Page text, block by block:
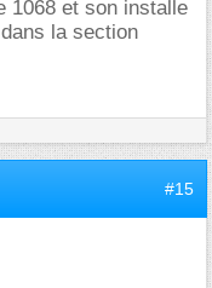
1068 et son installe
la section
#15